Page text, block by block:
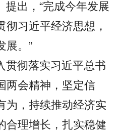
提出，“完成今年发展
彻习近平经济思想，
展。”
贯彻落实习近平总书
两会精神，坚定信
为，持续推动经济实
合理增长，扎实稳健